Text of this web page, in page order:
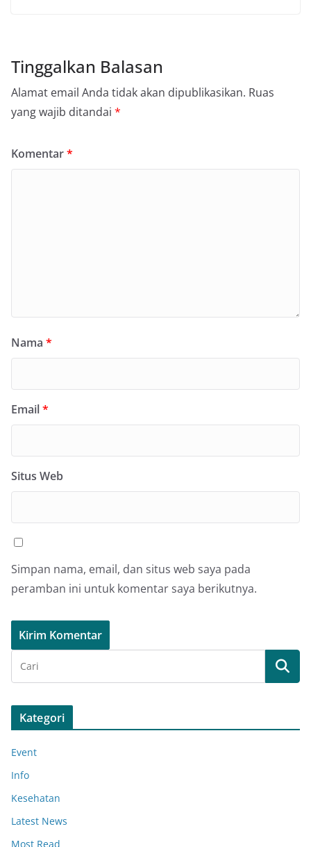
Tinggalkan Balasan
Alamat email Anda tidak akan dipublikasikan. Ruas
yang wajib ditandai *
Komentar*
Nama *
Email*
Situs Web
Simpan nama, email, dan situs web saya pada
peramban ini untuk komentar saya berikutnya.
Kategori
Event
Info
Kesehatan
Latest News
Most Read